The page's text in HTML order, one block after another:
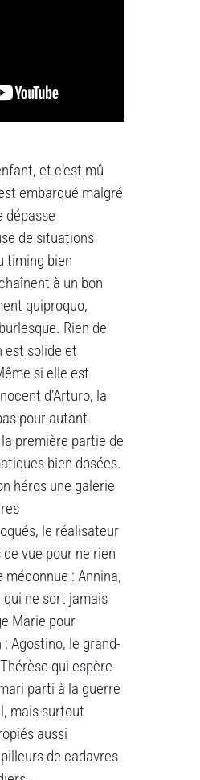
et c’est mû
embarqué malgré
dépasse
de situations
timing bien
à un bon
quiproquo,
Rien de
est solide et
si elle est
d’Arturo, la
pour autant
première partie de
bien dosées.
héros une galerie
le réalisateur
vue pour ne rien
: Annina,
qui ne sort jamais
Marie pour
Agostino, le grand-
qui espère
parti à la guerre
mais surtout
aussi
de cadavres